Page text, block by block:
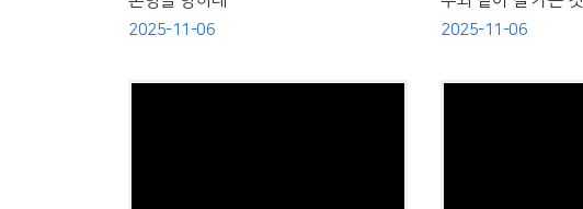
2025-11-06 2025-11-06